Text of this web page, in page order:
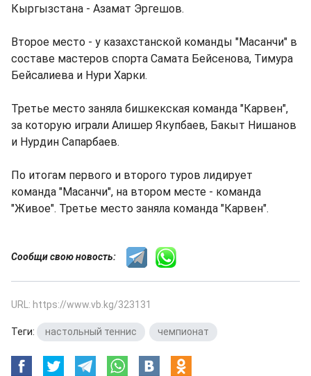
Кыргызстана - Азамат Эргешов.
Второе место - у казахстанской команды "Масанчи" в
составе мастеров спорта Самата Бейсенова, Тимура
Бейсалиева и Нури Харки.
Третье место заняла бишкекская команда "Карвен",
за которую играли Алишер Якупбаев, Бакыт Нишанов
и Нурдин Сапарбаев.
По итогам первого и второго туров лидирует
команда "Масанчи", на втором месте - команда
"Живое". Третье место заняла команда "Карвен".
Сообщи свою новость:
URL: https://www.vb.kg/323131
Теги: настольный теннис чемпионат